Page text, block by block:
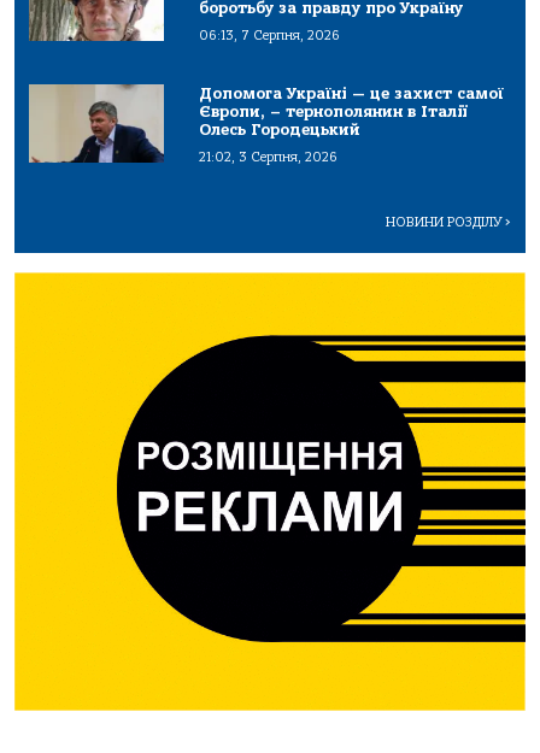
боротьбу за правду про Україну
06:13, 7 Серпня, 2026
Допомога Україні — це захист самої
Європи, – тернополянин в Італії
Олесь Городецький
21:02, 3 Серпня, 2026
НОВИНИ РОЗДІЛУ>